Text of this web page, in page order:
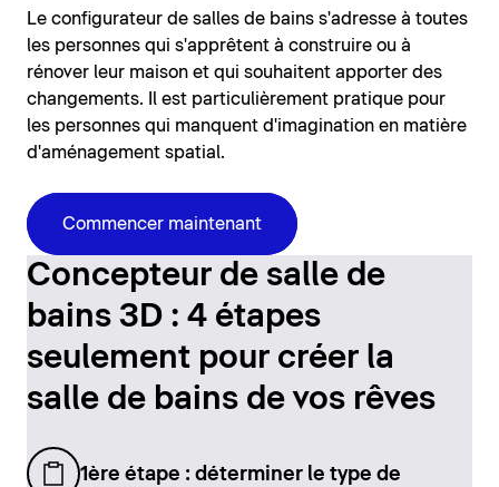
Le configurateur de salles de bains s'adresse à toutes
les personnes qui s'apprêtent à construire ou à
rénover leur maison et qui souhaitent apporter des
changements. Il est particulièrement pratique pour
les personnes qui manquent d'imagination en matière
d'aménagement spatial.
Commencer maintenant
Concepteur de salle de
bains 3D : 4 étapes
seulement pour créer la
salle de bains de vos rêves
1ère étape : déterminer le type de